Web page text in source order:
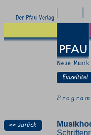
P r o g r a